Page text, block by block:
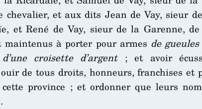
chevalier, et aux dits Jean de Vay, sieur
et René de Vay, sieur de la Garenne,
maintenus à porter pour armes de
croisette d’argent; et avoir
de tous droits, honneurs, franchises et
province ; et ordonner que leurs